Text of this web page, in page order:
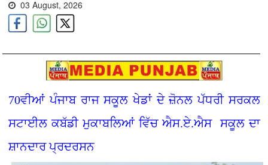
03 August, 2026
70ਵੀਆਂ ਪੰਜਾਬ ਰਾਜ ਸਕੂਲ ਖੇਡਾਂ ਦੇ ਜ਼ੋਨਲ ਪੱਧਰੀ ਸਰਕਲ
ਸਟਾਈਲ ਕਬੱਡੀ ਮੁਕਾਬਲਿਆਂ ਵਿੱਚ ਐਸ.ਏ.ਐਸ ਸਕੂਲ ਦਾ
ਸ਼ਾਨਦਾਰ ਪ੍ਰਦਰਸਨ